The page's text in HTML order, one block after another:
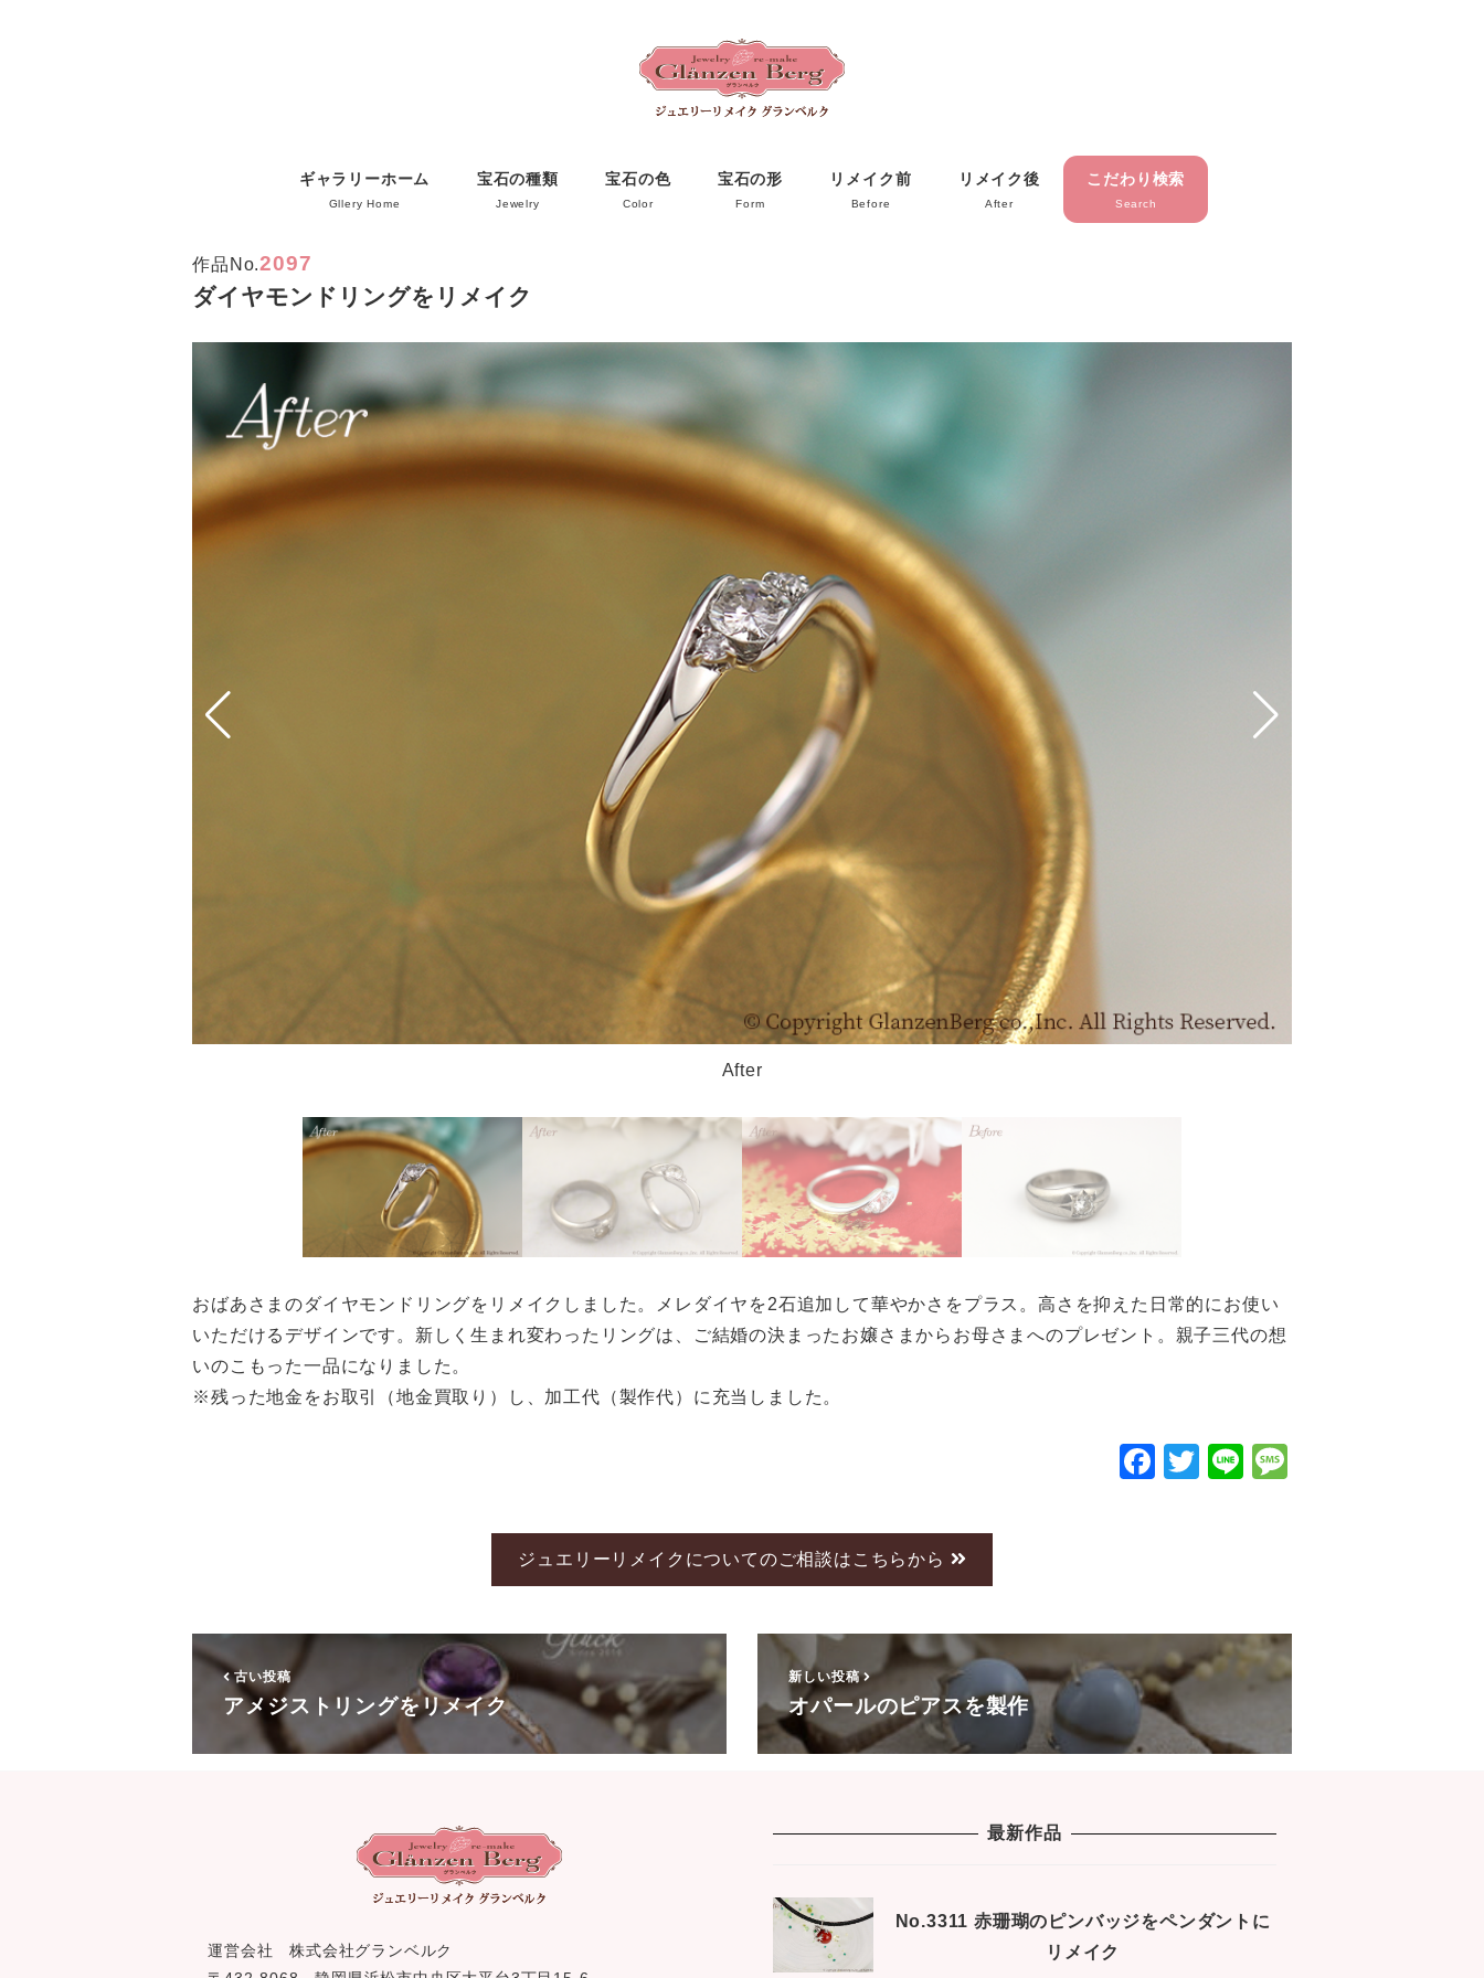
ギャラリーホーム
Gllery Home
宝石の種類
Jewelry
宝石の色
Color
宝石の形
Form
リメイク前
Before
リメイク後
After
こだわり検索
Search
作品No.2097
ダイヤモンドリングをリメイク
After
おばあさまのダイヤモンドリングをリメイクしました。メレダイヤを2石追加して華やかさをプラス。高さを抑えた日常的にお使い
いただけるデザインです。新しく生まれ変わったリングは、ご結婚の決まったお嬢さまからお母さまへのプレゼント。親子三代の想
いのこもった一品になりました。
※残った地金をお取引（地金買取り）し、加工代（製作代）に充当しました。
F
o
o
k
T Li
ジュエリーリメイクについてのご相談はこちらから
古い投稿
アメジストリングをリメイク
新しい投稿
オパールのピアスを製作
運営会社 株式会社グランベルク
最新作品
No.3311 赤珊瑚のピンバッジをペンダントに
リメイク